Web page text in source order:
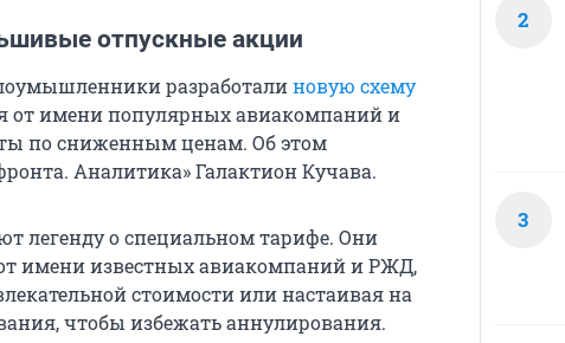
отпускные акции
разработалиновую схему
от имени популярных авиакомпаний и
по сниженным ценам. Об этом
Аналитика» Галактион Кучава.
легенду о специальном тарифе. Они
имени известных авиакомпаний и РЖД,
стоимости или настаивая на
чтобы избежать аннулирования.
2
3